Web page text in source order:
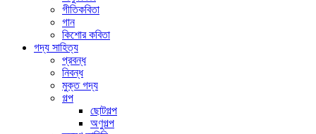
গীতিকবিতা
গান
কিশোর কবিতা
গদ্য সাহিত্য
প্রবন্ধ
নিবন্ধ
মুক্ত গদ্য
গল্প
ছোটগল্প
অণুগল্প